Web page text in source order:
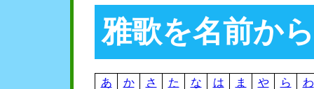
雅歌を名前か
あ か さ た な は ま や ら
わ